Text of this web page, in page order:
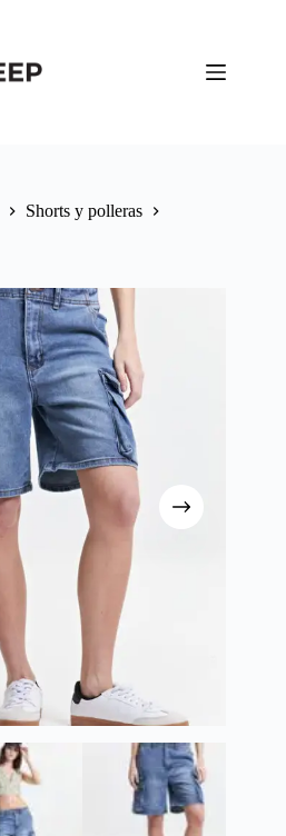
Shorts y polleras